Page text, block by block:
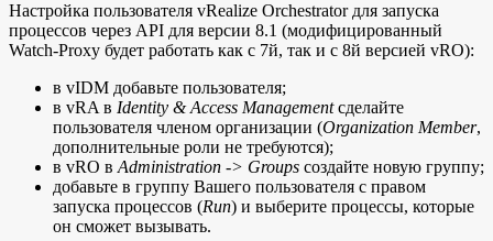
Настройка пользователя vRealize Orchestrator для запуска
процессов через API для версии 8.1 (модифицированный
Watch-Proxy будет работать как с 7й, так и с 8й версией vRO):
в vIDM добавьте пользователя;
в vRA в Identity & Access Managementсделайте
пользователя членом организации (Organization Member,
дополнительные роли не требуются);
в vRO в Administration -> Groups создайте новую группу;
добавьте в группу Вашего пользователя с правом
запуска процессов (Run) и выберите процессы, которые
он сможет вызывать.